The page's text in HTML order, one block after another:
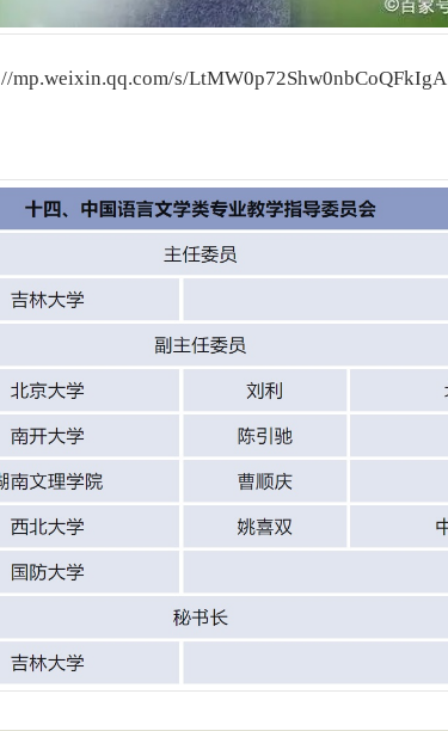
mp.weixin.qq.com/s/LtMW0p72Shw0nbCoQFkIgA